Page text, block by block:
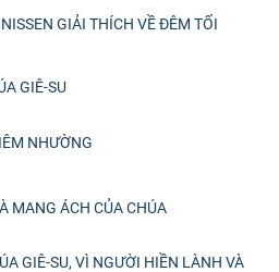
GIẢI THÍCH VỀ ĐÊM TỐI
GIÊ-SU
NHƯỜNG
MANG ÁCH CỦA CHÚA
GIÊ-SU, VÌ NGƯỜI HIỀN LÀNH VÀ